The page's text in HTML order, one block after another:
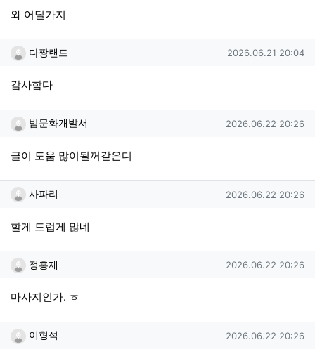
와 어딜가지
다짱랜드님의 댓글
다짱랜드 작성일
2026.06.21 20:04
감사함다
밤문화개발서님의 댓글
밤문화개발서 작성일
2026.06.22 20:26
글이 도움 많이될꺼같은디
사파리님의 댓글
사파리 작성일
2026.06.22 20:26
할게 드럽게 많네
정홍재님의 댓글
정홍재 작성일
2026.06.22 20:26
마사지인가. ㅎ
이형석님의 댓글
이형석 작성일
2026.06.22 20:26